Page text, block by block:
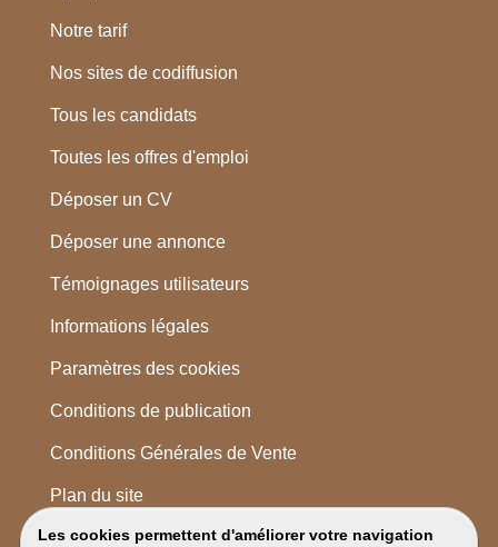
Les cookies permettent d'améliorer votre navigation
Notre tarif
Nos sites de codiffusion
Tous les candidats
Toutes les offres d'emploi
Déposer un CV
Déposer une annonce
Témoignages utilisateurs
Informations légales
Paramètres des cookies
Conditions de publication
Conditions Générales de Vente
Plan du site